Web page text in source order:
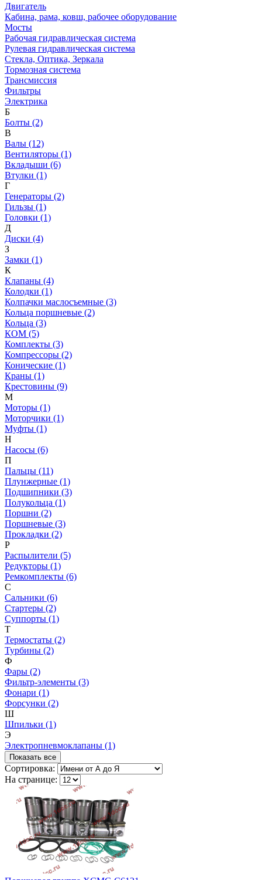
Двигатель
Кабина, рама, ковш, рабочее оборудование
Мосты
Рабочая гидравлическая система
Рулевая гидравлическая система
Стекла, Оптика, Зеркала
Тормозная система
Трансмиссия
Фильтры
Электрика
Б
Болты (2)
В
Валы (12)
Вентиляторы (1)
Вкладыши (6)
Втулки (1)
Г
Генераторы (2)
Гильзы (1)
Головки (1)
Д
Диски (4)
З
Замки (1)
К
Клапаны (4)
Колодки (1)
Колпачки маслосъемные (3)
Кольца поршневые (2)
Кольца (3)
КОМ (5)
Комплекты (3)
Компрессоры (2)
Конические (1)
Краны (1)
Крестовины (9)
М
Моторы (1)
Моторчики (1)
Муфты (1)
Н
Насосы (6)
П
Пальцы (11)
Плунжерные (1)
Подшипники (3)
Полукольца (1)
Поршни (2)
Поршневые (3)
Прокладки (2)
Р
Распылители (5)
Редукторы (1)
Ремкомплекты (6)
С
Сальники (6)
Стартеры (2)
Суппорты (1)
Т
Термостаты (2)
Турбины (2)
Ф
Фары (2)
Фильтр-элементы (3)
Фонари (1)
Форсунки (2)
Ш
Шпильки (1)
Э
Электропневмоклапаны (1)
Показать все
Сортировка:
На странице: